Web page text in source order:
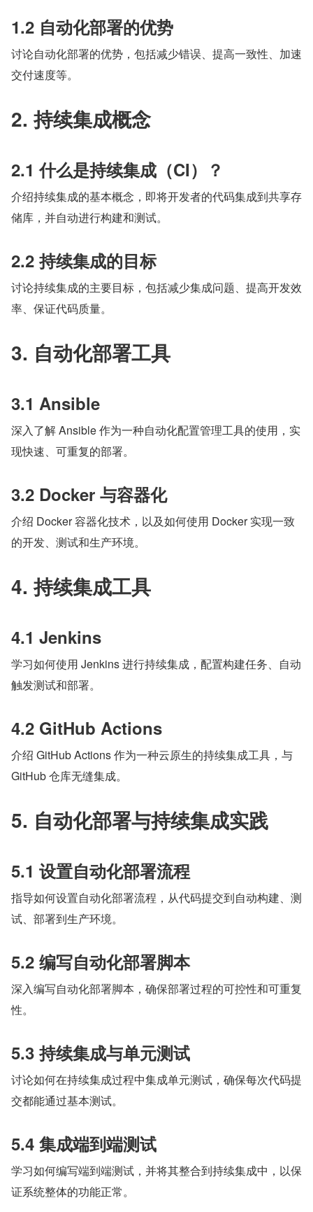
1.2 自动化部署的优势
讨论自动化部署的优势，包括减少错误、提高一致性、加速
交付速度等。
2. 持续集成概念
2.1 什么是持续集成（CI）？
介绍持续集成的基本概念，即将开发者的代码集成到共享存
储库，并自动进行构建和测试。
2.2 持续集成的目标
讨论持续集成的主要目标，包括减少集成问题、提高开发效
率、保证代码质量。
3. 自动化部署工具
3.1 Ansible
深入了解 Ansible 作为一种自动化配置管理工具的使用，实
现快速、可重复的部署。
3.2 Docker 与容器化
介绍 Docker 容器化技术，以及如何使用 Docker 实现一致
的开发、测试和生产环境。
4. 持续集成工具
4.1 Jenkins
学习如何使用 Jenkins 进行持续集成，配置构建任务、自动
触发测试和部署。
4.2 GitHub Actions
介绍 GitHub Actions 作为一种云原生的持续集成工具，与
GitHub 仓库无缝集成。
5. 自动化部署与持续集成实践
5.1 设置自动化部署流程
指导如何设置自动化部署流程，从代码提交到自动构建、测
试、部署到生产环境。
5.2 编写自动化部署脚本
深入编写自动化部署脚本，确保部署过程的可控性和可重复
性。
5.3 持续集成与单元测试
讨论如何在持续集成过程中集成单元测试，确保每次代码提
交都能通过基本测试。
5.4 集成端到端测试
学习如何编写端到端测试，并将其整合到持续集成中，以保
证系统整体的功能正常。